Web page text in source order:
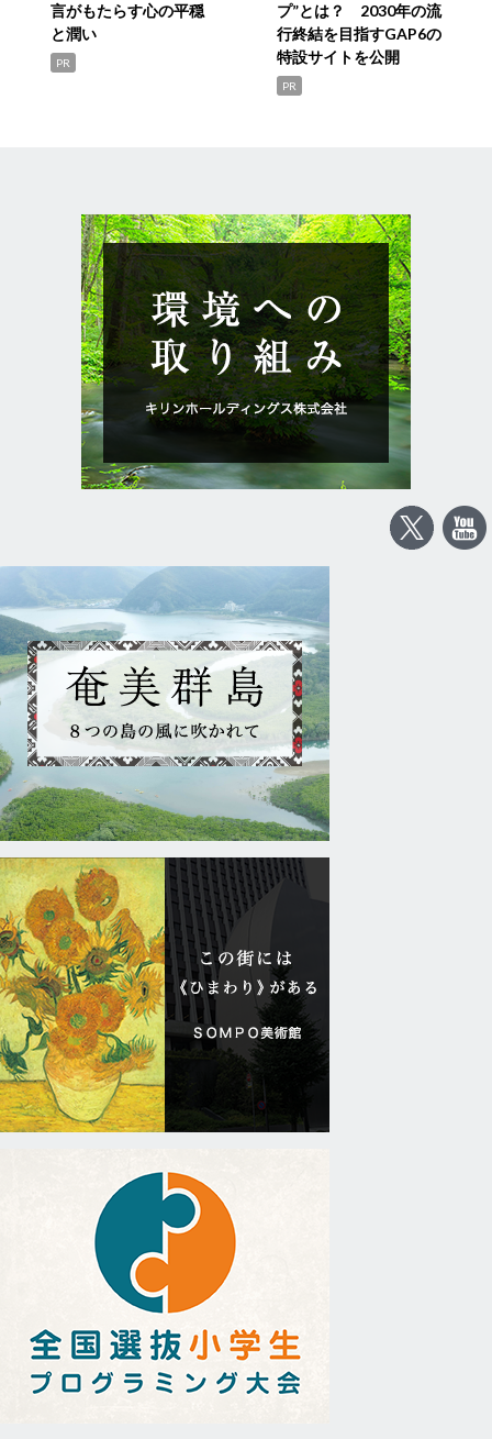
言がもたらす心の平穏
と潤い
PR
プ”とは？ 2030年の流
行終結を目指すGAP6の
特設サイトを公開
PR